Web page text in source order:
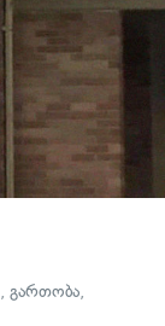
, გართობა,